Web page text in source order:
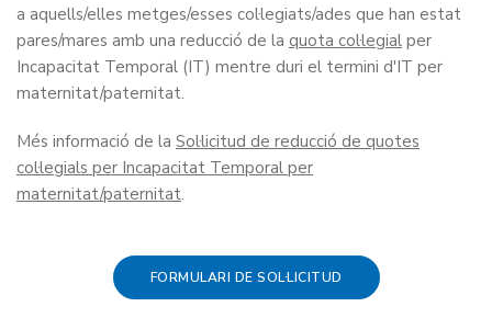
a aquells/elles metges/esses col·legiats/ades que han estat
pares/mares amb una reducció de la quota col·legial per
Incapacitat Temporal (IT) mentre duri el termini d'IT per
maternitat/paternitat.
Més informació de la Sol·licitud de reducció de quotes
col·legials per Incapacitat Temporal per
maternitat/paternitat.
FORMULARI DE SOL·LICITUD